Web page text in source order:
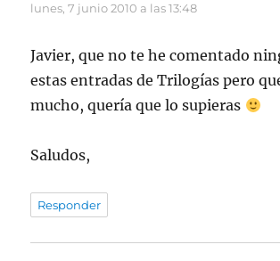
lunes, 7 junio 2010 a las 13:48
Javier, que no te he comentado
estas entradas de Trilogías pero
mucho, quería que lo supieras
Saludos,
Responder